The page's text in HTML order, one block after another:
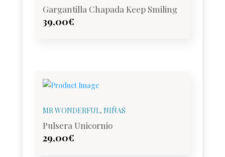
Gargantilla Chapada Keep Smiling
39,00€
MR WONDERFUL, NIÑAS
Pulsera Unicornio
29,00€